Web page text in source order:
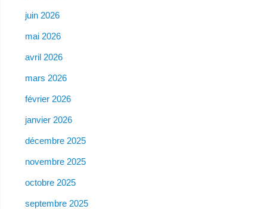
juin 2026
mai 2026
avril 2026
mars 2026
février 2026
janvier 2026
décembre 2025
novembre 2025
octobre 2025
septembre 2025